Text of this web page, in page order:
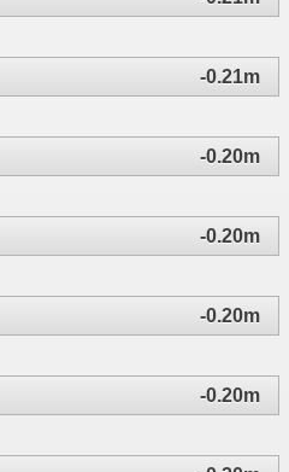
-0.21m
-0.20m
-0.20m
-0.20m
-0.20m